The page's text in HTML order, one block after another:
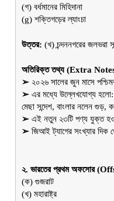
(গ) বর্ধমানের মিহিদানা
(g) শক্তিগড়ের ল্যাংচা
উত্তর: (খ) চন্দননগরের জলভরা
অতিরিক্ত তথ্য (Extra
➢ ২০২৬ সালের জুন মাসে
➢ এর মধ্যে উল্লেখযোগ্য হলো:
মেছা সন্দেশ, বাংলার নলেন গুড়,
➢ এই নতুন ২৩টি পণ্য যুক্ত
➢ জিআই ট্যাগের সংখ্যার দিক
২. ভারতের প্রথম অফসোর
(ক) গুজরাট
(খ) মহারাষ্ট্র